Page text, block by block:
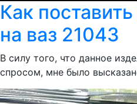
Как
на ваз 21043
В силу того, что данное
спросом, мне было